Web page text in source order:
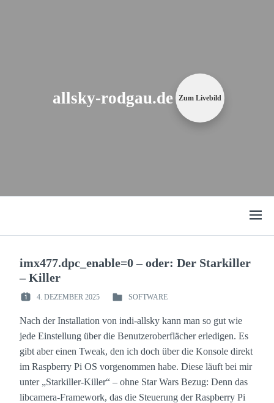
allsky-rodgau.de Zum Livebild
Open
menu
imx477.dpc_enable=0 – oder: Der Starkiller
– Killer
POSTED
:
4. DEZEMBER 2025
POSTED
:
SOFTWARE
Nach der Installation von indi-allsky kann man so gut wie
jede Einstellung über die Benutzeroberflächer erledigen. Es
gibt aber einen Tweak, den ich doch über die Konsole direkt
im Raspberry Pi OS vorgenommen habe. Diese läuft bei mir
unter „Starkiller-Killer“ – ohne Star Wars Bezug: Denn das
libcamera-Framework, das die Steuerung der Raspberry Pi